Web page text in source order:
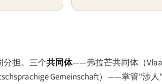
分担。三个共同体——弗拉芒共同体（
Gemeinschaft）——掌管"涉人